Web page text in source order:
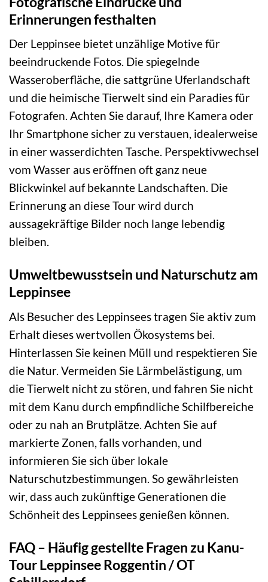
Erinnerungen festhalten
Der Leppinsee bietet unzählige Motive für
beeindruckende Fotos. Die spiegelnde
Wasseroberfläche, die sattgrüne Uferlandschaft
und die heimische Tierwelt sind ein Paradies für
Fotografen. Achten Sie darauf, Ihre Kamera oder
Ihr Smartphone sicher zu verstauen, idealerweise
in einer wasserdichten Tasche. Perspektivwechsel
vom Wasser aus eröffnen oft ganz neue
Blickwinkel auf bekannte Landschaften. Die
Erinnerung an diese Tour wird durch
aussagekräftige Bilder noch lange lebendig
bleiben.
Umweltbewusstsein und Naturschutz am
Leppinsee
Als Besucher des Leppinsees tragen Sie aktiv zum
Erhalt dieses wertvollen Ökosystems bei.
Hinterlassen Sie keinen Müll und respektieren Sie
die Natur. Vermeiden Sie Lärmbelästigung, um
die Tierwelt nicht zu stören, und fahren Sie nicht
mit dem Kanu durch empfindliche Schilfbereiche
oder zu nah an Brutplätze. Achten Sie auf
markierte Zonen, falls vorhanden, und
informieren Sie sich über lokale
Naturschutzbestimmungen. So gewährleisten
wir, dass auch zukünftige Generationen die
Schönheit des Leppinsees genießen können.
FAQ – Häufig gestellte Fragen zu Kanu-
Tour Leppinsee Roggentin / OT